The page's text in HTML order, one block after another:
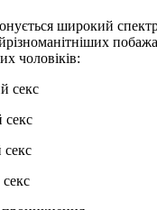
широкий спектр
чоловіків:
секс
секс